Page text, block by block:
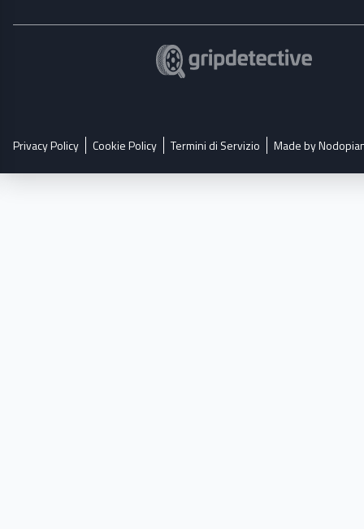
Privacy Policy Cookie Policy Termini di Servizio Made by